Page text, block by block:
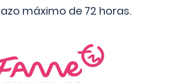
máximo de 72 horas.